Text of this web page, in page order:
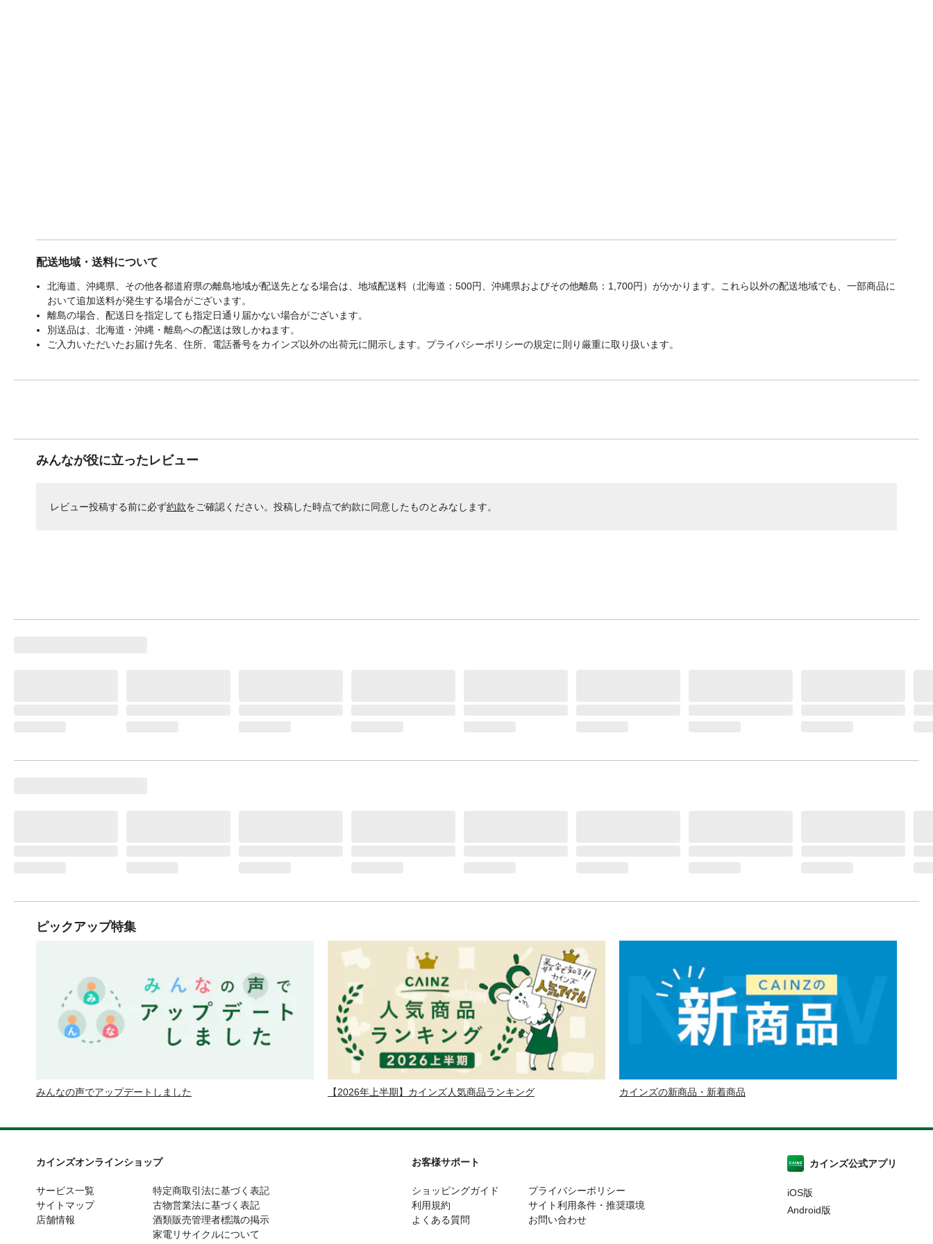
配送地域・送料について
北海道、沖縄県、その他各都道府県の離島地域が配送先となる場合は、地域配送料（北海道：500円、沖縄県およびその他離島：1,700円）がかかります。これら以外の配送地域でも、一部商品に
おいて追加送料が発生する場合がございます。
離島の場合、配送日を指定しても指定日通り届かない場合がございます。
別送品は、北海道・沖縄・離島への配送は致しかねます。
ご入力いただいたお届け先名、住所、電話番号をカインズ以外の出荷元に開示します。プライバシーポリシーの規定に則り厳重に取り扱います。
みんなが役に立ったレビュー
レビュー投稿する前に必ず約款をご確認ください。投稿した時点で約款に同意したものとみなします。
ピックアップ特集
みんなの声でアップデートしました 【2026年上半期】カインズ人気商品ランキング カインズの新商品・新着商品
カインズオンラインショップ
サービス一覧
サイトマップ
店舗情報
特定商取引法に基づく表記
古物営業法に基づく表記
酒類販売管理者標識の掲示
家電リサイクルについて
お客様サポート
ショッピングガイド
利用規約
よくある質問
プライバシーポリシー
サイト利用条件・推奨環境
お問い合わせ
カインズ公式アプリ
iOS版
Android版